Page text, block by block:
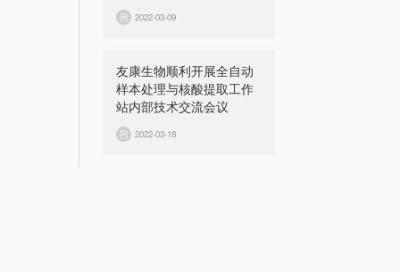
国峰会（CGCS 2022）
2022-03-09
友康生物顺利开展全自动
样本处理与核酸提取工作
站内部技术交流会议
2022-03-18